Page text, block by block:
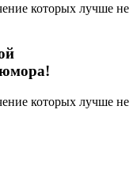
юмора!